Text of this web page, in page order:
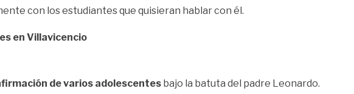
con los estudiantes que quisieran hablar con él.
en Villavicencio
de varios adolescentes bajo la batuta del padre Leonardo.